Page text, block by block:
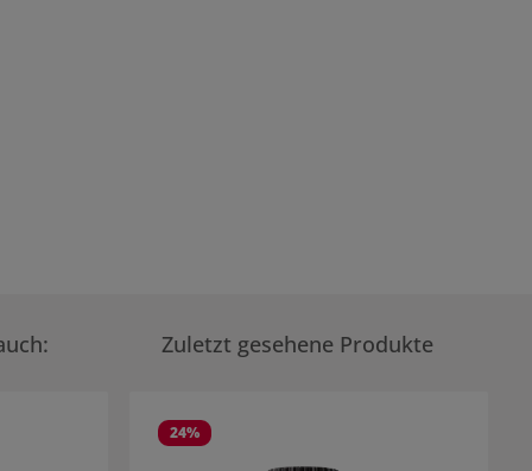
Zuletzt gesehene Produkte
24%